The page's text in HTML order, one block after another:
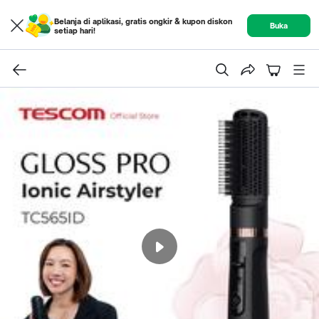
Belanja di aplikasi, gratis ongkir & kupon diskon
setiap hari!
Buka